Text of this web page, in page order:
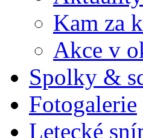
Kam za
Akce v
Spolky &
Fotogalerie
Letecké